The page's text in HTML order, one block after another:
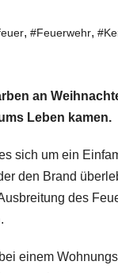
, #Feuerwehr,
an
Leben kamen.
sich um ein
den Brand
des
einem